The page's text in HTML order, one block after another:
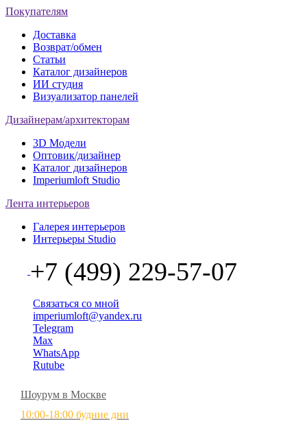
Покупателям
Доставка
Возврат/обмен
Статьи
Каталог дизайнеров
ИИ студия
Визуализатор панелей
Дизайнерам/архитекторам
3D Модели
Оптовик/дизайнер
Каталог дизайнеров
Imperiumloft Studio
Лента интерьеров
Галерея интерьеров
Интерьеры Studio
+7 (499) 229-57-07
Связаться со мной
imperiumloft@yandex.ru
Telegram
Max
WhatsApp
Rutube
Шоурум в Москве
10:00-18:00 будние дни